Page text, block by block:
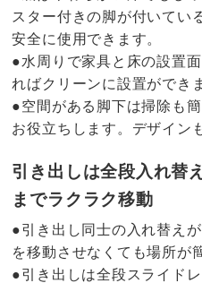
スター付きの脚が付いてい
安全に使用できます。
●水周りで家具と床の設置
ればクリーンに設置ができ
●空間がある脚下は掃除も
お役立ちします。デザイン
引き出しは全段入れ替
までラクラク移動
●引き出し同士の入れ替え
を移動させなくても場所が
●引き出しは全段スライド